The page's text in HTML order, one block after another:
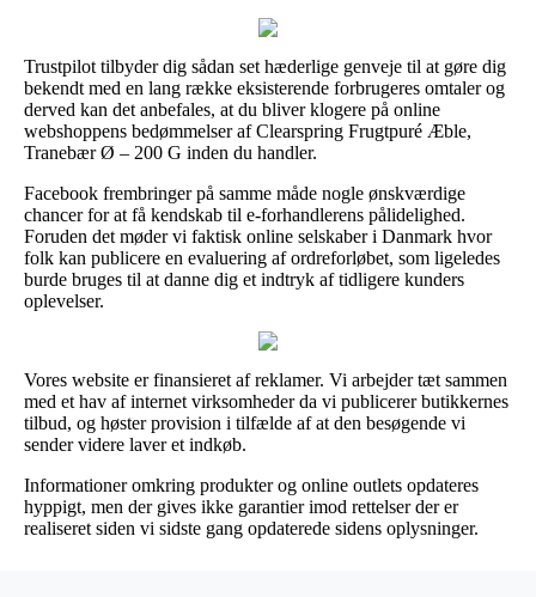
Trustpilot tilbyder dig sådan set hæderlige genveje til at gøre dig
bekendt med en lang række eksisterende forbrugeres omtaler og
derved kan det anbefales, at du bliver klogere på online
webshoppens bedømmelser af Clearspring Frugtpuré Æble,
Tranebær Ø – 200 G inden du handler.
Facebook frembringer på samme måde nogle ønskværdige
chancer for at få kendskab til e-forhandlerens pålidelighed.
Foruden det møder vi faktisk online selskaber i Danmark hvor
folk kan publicere en evaluering af ordreforløbet, som ligeledes
burde bruges til at danne dig et indtryk af tidligere kunders
oplevelser.
Vores website er finansieret af reklamer. Vi arbejder tæt sammen
med et hav af internet virksomheder da vi publicerer butikkernes
tilbud, og høster provision i tilfælde af at den besøgende vi
sender videre laver et indkøb.
Informationer omkring produkter og online outlets opdateres
hyppigt, men der gives ikke garantier imod rettelser der er
realiseret siden vi sidste gang opdaterede sidens oplysninger.